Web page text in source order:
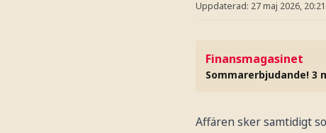
Uppdaterad: 27 maj 2026, 20:21
Finansmagasinet
Sommarerbjudande! 3
Affären sker samtidigt